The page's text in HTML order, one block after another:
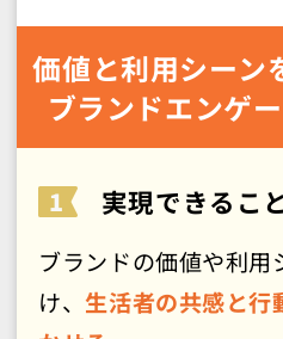
価値と利用シーン
ブランドエンゲ
実現できるこ
ブランドの価値や利用
け、生活者の共感と行